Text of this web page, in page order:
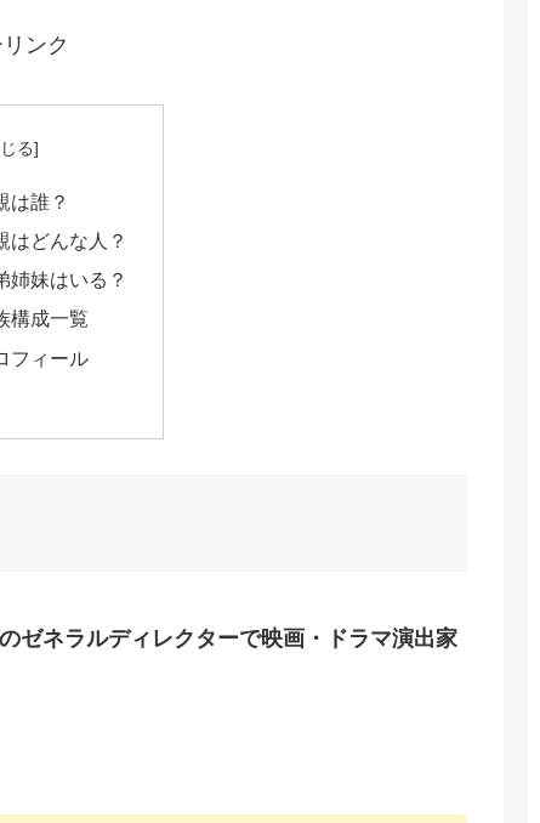
ンク
は誰？
はどんな人？
姉妹はいる？
構成一覧
フィール
ゼネラルディレクターで映画・ドラマ演出家